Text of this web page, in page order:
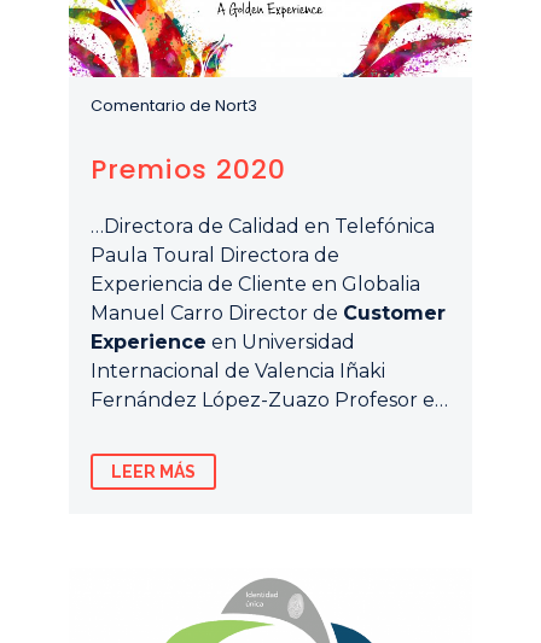
Comentario de Nort3
Premios 2020
…Directora de Calidad en Telefónica
Paula Toural Directora de
Experiencia de Cliente en Globalia
Manuel Carro Director de Customer
Experience en Universidad
Internacional de Valencia Iñaki
Fernández López-Zuazo Profesor e…
LEER MÁS